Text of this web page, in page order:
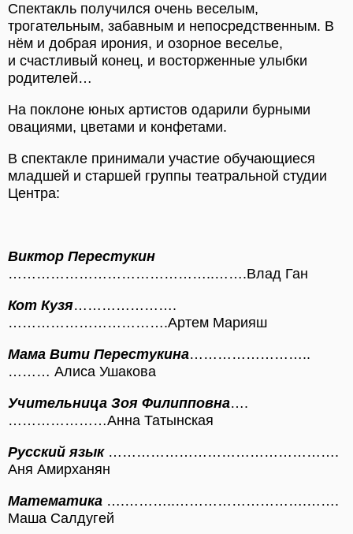
Спектакль получился очень веселым,
трогательным, забавным и непосредственным. В
нём и добрая ирония, и озорное веселье,
и счастливый конец, и восторженные улыбки
родителей…
На поклоне юных артистов одарили бурными
овациями, цветами и конфетами.
В спектакле принимали участие обучающиеся
младшей и старшей группы театральной студии
Центра:
Виктор Перестукин
……………………………………..…….Влад Ган
Кот Кузя………………….
…………………………….Артем Марияш
Мама Вити Перестукина……………………..
……… Алиса Ушакова
Учительница Зоя Филипповна….
…………………Анна Татынская
Русский язык………………………………………….
Аня Амирханян
Математика ….………..……………………….…….
Маша Салдугей